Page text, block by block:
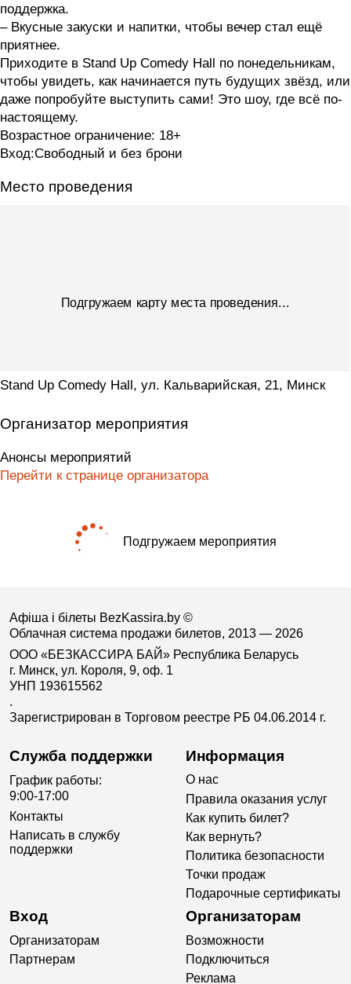
поддержка.
– Вкусные закуски и напитки, чтобы вечер стал ещё
приятнее.
Приходите в Stand Up Comedy Hall по понедельникам,
чтобы увидеть, как начинается путь будущих звёзд, или
даже попробуйте выступить сами! Это шоу, где всё по-
настоящему.
Возрастное ограничение: 18+
Вход:Свободный и без брони
Место проведения
Подгружаем карту места проведения...
Stand Up Comedy Hall, ул. Кальварийская, 21, Минск
Организатор мероприятия
Анонсы мероприятий
Перейти к странице организатора
Подгружаем мероприятия
Афіша і білеты BezKassira.by ©
Облачная система продажи билетов, 2013 — 2026
ООО «БЕЗКАССИРА БАЙ» Республика Беларусь
г. Минск, ул. Короля, 9, оф. 1
УНП 193615562
.
Зарегистрирован в Торговом реестре РБ 04.06.2014 г.
Служба поддержки
График работы:
9:00-17:00
Контакты
Написать в службу
поддержки
Информация
О нас
Правила оказания услуг
Как купить билет?
Как вернуть?
Политика безопасности
Точки продаж
Подарочные сертификаты
Вход
Организаторам
Партнерам
Организаторам
Возможности
Подключиться
Реклама